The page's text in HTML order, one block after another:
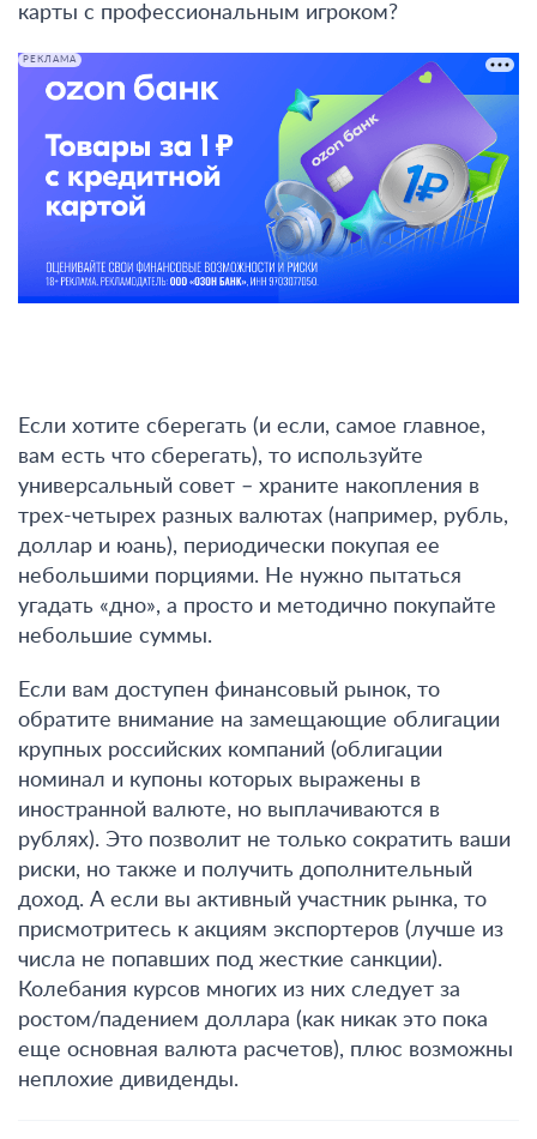
карты с профессиональным игроком?
РЕКЛАМА
Если хотите сберегать (и если, самое главное,
вам есть что сберегать), то используйте
универсальный совет – храните накопления в
трех-четырех разных валютах (например, рубль,
доллар и юань), периодически покупая ее
небольшими порциями. Не нужно пытаться
угадать «дно», а просто и методично покупайте
небольшие суммы.
Если вам доступен финансовый рынок, то
обратите внимание на замещающие облигации
крупных российских компаний (облигации
номинал и купоны которых выражены в
иностранной валюте, но выплачиваются в
рублях). Это позволит не только сократить ваши
риски, но также и получить дополнительный
доход. А если вы активный участник рынка, то
присмотритесь к акциям экспортеров (лучше из
числа не попавших под жесткие санкции).
Колебания курсов многих из них следует за
ростом/падением доллара (как никак это пока
еще основная валюта расчетов), плюс возможны
неплохие дивиденды.